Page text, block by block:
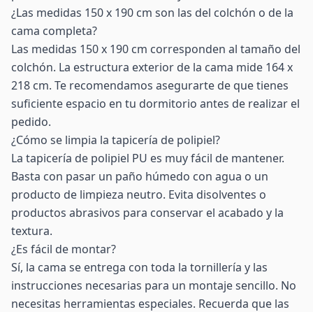
¿Las medidas 150 x 190 cm son las del colchón o de la
cama completa?
Las medidas 150 x 190 cm corresponden al tamaño del
colchón. La estructura exterior de la cama mide 164 x
218 cm. Te recomendamos asegurarte de que tienes
suficiente espacio en tu dormitorio antes de realizar el
pedido.
¿Cómo se limpia la tapicería de polipiel?
La tapicería de polipiel PU es muy fácil de mantener.
Basta con pasar un paño húmedo con agua o un
producto de limpieza neutro. Evita disolventes o
productos abrasivos para conservar el acabado y la
textura.
¿Es fácil de montar?
Sí, la cama se entrega con toda la tornillería y las
instrucciones necesarias para un montaje sencillo. No
necesitas herramientas especiales. Recuerda que las